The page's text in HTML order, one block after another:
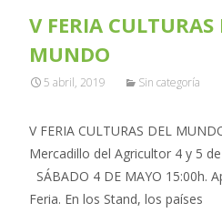
V FERIA CULTURAS
MUNDO
5 abril, 2019 Sin categoría
V FERIA CULTURAS DEL
Mercadillo del Agricultor 4 y 5
SÁBADO 4 DE MAYO 15:00h.
Feria. En los Stand, los países